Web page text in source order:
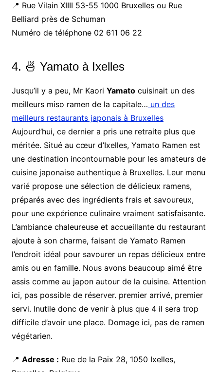
📍 Rue Vilain XIIII 53-55 1000 Bruxelles ou Rue
Belliard près de Schuman
Numéro de téléphone 02 611 06 22
4. 🍜 Yamato à Ixelles
Jusqu’il y a peu, Mr Kaori Yamatocuisinait un des
meilleurs miso ramen de la capitale… un des
meilleurs restaurants japonais à Bruxelles
Aujourd’hui, ce dernier a pris une retraite plus que
méritée. Situé au cœur d’Ixelles, Yamato Ramen est
une destination incontournable pour les amateurs de
cuisine japonaise authentique à Bruxelles. Leur menu
varié propose une sélection de délicieux ramens,
préparés avec des ingrédients frais et savoureux,
pour une expérience culinaire vraiment satisfaisante.
L’ambiance chaleureuse et accueillante du restaurant
ajoute à son charme, faisant de Yamato Ramen
l’endroit idéal pour savourer un repas délicieux entre
amis ou en famille. Nous avons beaucoup aimé être
assis comme au japon autour de la cuisine. Attention
ici, pas possible de réserver. premier arrivé, premier
servi. Inutile donc de venir à plus que 4 il sera trop
difficile d’avoir une place. Domage ici, pas de ramen
végétarien.
📍 Adresse : Rue de la Paix 28, 1050 Ixelles,